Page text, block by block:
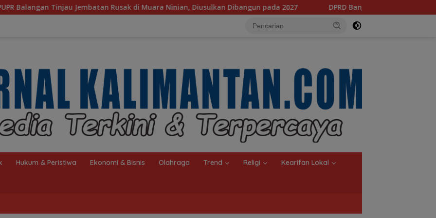
Rusak di Muara Ninian, Diusulkan Dibangun pada 2027 DPRD Banjarmasin Dorong Empat Regulasi Baru,
Hukum & Peristiwa Ekonomi & Bisnis Olahraga Trend Religi Kearifan Lokal